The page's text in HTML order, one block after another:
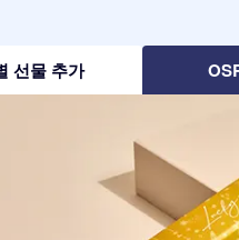
선물 추가